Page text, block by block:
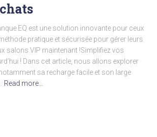
EQ est une solution innovante pour ceux
pratique et sécurisée pour gérer leurs
salons VIP maintenant !Simplifiez vos
! Dans cet article, nous allons explorer
sa recharge facile et son large
Read more…